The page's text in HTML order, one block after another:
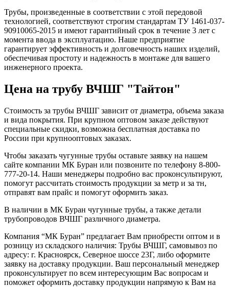
Трубы, произведенные в соответствии с этой передовой
технологией, соответствуют строгим стандартам ТУ 1461-037-
90910065-2015 и имеют гарантийный срок в течение 3 лет с
момента ввода в эксплуатацию. Наше предприятие
гарантирует эффективность и долговечность наших изделий,
обеспечивая простоту и надежность в монтаже для вашего
инженерного проекта.
Цена на трубу ВЧШГ "Тайтон"
Стоимость за трубы ВЧШГ зависит от диаметра, объема заказа
и вида покрытия. При крупном оптовом заказе действуют
специальные скидки, возможна бесплатная доставка по
России при крупнооптовых заказах.
Чтобы заказать чугунные трубы оставьте заявку на нашем
сайте компании МК Буран или позвоните по телефону 8-800-
777-20-14. Наши менеджеры подробно вас проконсультируют,
помогут рассчитать стоимость продукции за метр и за тн,
отправят вам прайс и помогут оформить заказ.
В наличии в МК Буран чугунные трубы, а также детали
трубопроводов ВЧШГ различного диаметра.
Компания “МК Буран” предлагает Вам приобрести оптом и в
розницу из складского наличия: Трубы ВЧШГ, самовывоз по
адресу: г. Красноярск, Северное шоссе 23Г, либо оформите
заявку на доставку продукции. Ваш персональный менеджер
проконсультирует по всем интересующим Вас вопросам и
поможет оформить доставку продукции напрямую к Вам на